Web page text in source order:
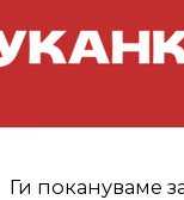
Ги покануваме